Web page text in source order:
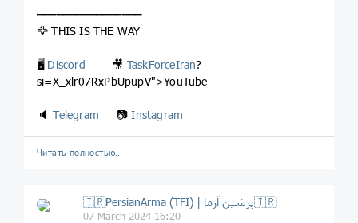
━━━━━━━━━━━━━━━━
🦅 THIS IS THE WAY
🖥 Discord 🎥 TaskForceIran?
si=X_xlr07RxPbUpupV">YouTube
🔈Telegram 📷Instagram
Читать полностью…
🇮🇷PersianArma (TFI) | پرشین آرما🇮🇷
07 March 2024 16:20